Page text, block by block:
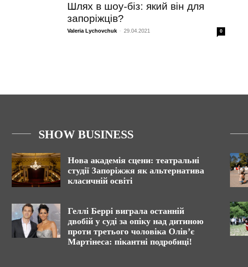
Шлях в шоу-біз: який він для
запоріжців?
Valeria Lychovchuk - 29.04.2021 0
SHOW BUSINESS
Нова академія сцени: театральні
студії Запоріжжя як альтернатива
класичній освіті
Геллі Беррі виграла останній
двобій у суді за опіку над дитиною
проти третього чоловіка Олів’є
Мартінеса: пікантні подробиці!